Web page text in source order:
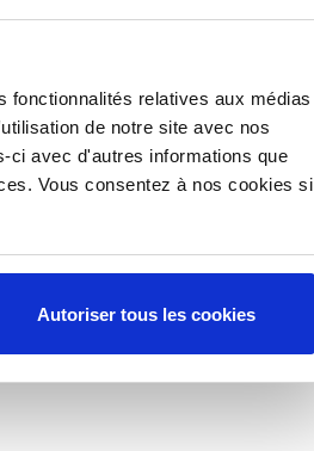
fonctionnalités relatives aux médias
de notre site avec nos
ci avec d'autres informations que
Vous consentez à nos cookies si
Autoriser tous les cookies